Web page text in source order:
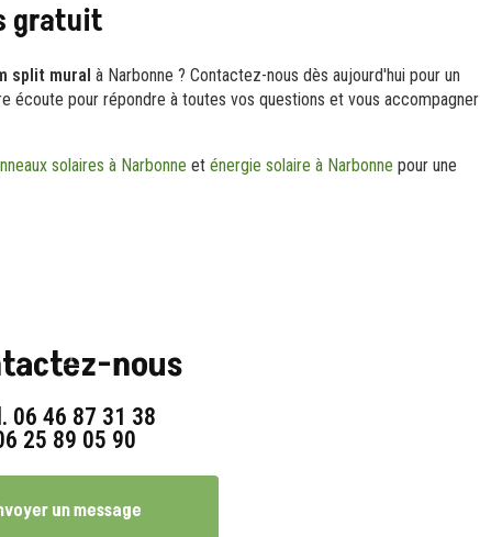
gratuit
split mural à Narbonne ? Contactez-nous dès aujourd'hui pour un
écoute pour répondre à toutes vos questions et vous accompagner
solaires à Narbonne et énergie solaire à Narbonne pour une
nous
06 46 87 31 38
25 89 05 90
un message